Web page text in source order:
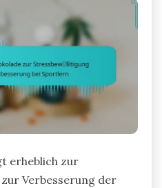
erheblich zur
Verbesserung der